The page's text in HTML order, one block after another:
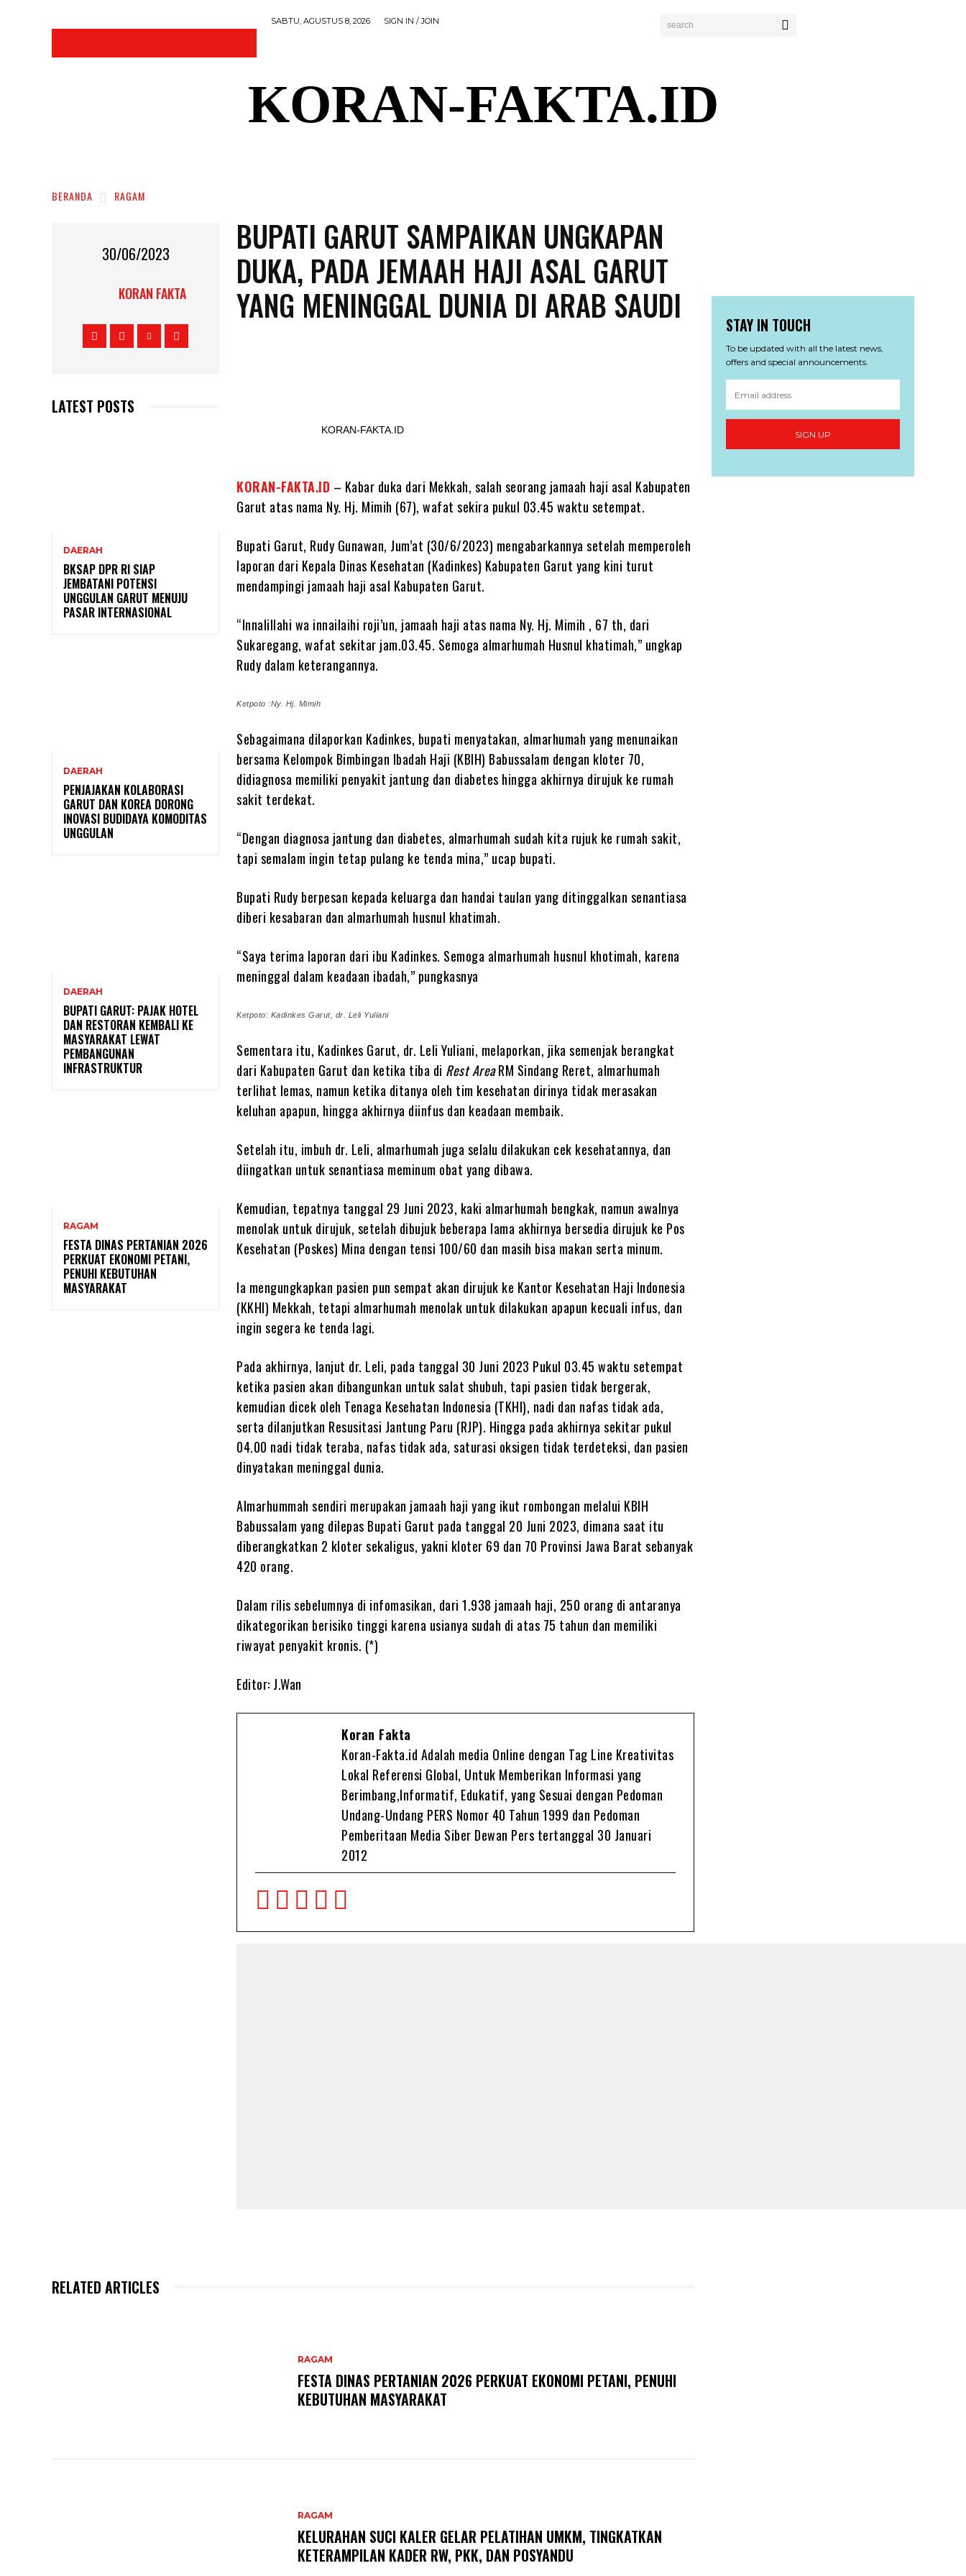
SABTU, AGUSTUS 8, 2026 SIGN IN / JOIN search
KORAN-FAKTA.ID
BERANDA RAGAM
30/06/2023
KORAN FAKTA
LATEST POSTS
DAERAH
BKSAP DPR RI SIAP
JEMBATANI POTENSI
UNGGULAN GARUT MENUJU
PASAR INTERNASIONAL
DAERAH
PENJAJAKAN KOLABORASI
GARUT DAN KOREA DORONG
INOVASI BUDIDAYA KOMODITAS
UNGGULAN
DAERAH
BUPATI GARUT: PAJAK HOTEL
DAN RESTORAN KEMBALI KE
MASYARAKAT LEWAT
PEMBANGUNAN
INFRASTRUKTUR
RAGAM
FESTA DINAS PERTANIAN 2026
PERKUAT EKONOMI PETANI,
PENUHI KEBUTUHAN
MASYARAKAT
BUPATI GARUT SAMPAIKAN UNGKAPAN
DUKA, PADA JEMAAH HAJI ASAL GARUT
YANG MENINGGAL DUNIA DI ARAB SAUDI
KORAN-FAKTA.ID
KORAN-FAKTA.ID – Kabar duka dari Mekkah, salah seorang jamaah haji asal Kabupaten
Garut atas nama Ny. Hj. Mimih (67), wafat sekira pukul 03.45 waktu setempat.
Bupati Garut, Rudy Gunawan, Jum’at (30/6/2023) mengabarkannya setelah memperoleh
laporan dari Kepala Dinas Kesehatan (Kadinkes) Kabupaten Garut yang kini turut
mendampingi jamaah haji asal Kabupaten Garut.
“Innalillahi wa innailaihi roji’un, jamaah haji atas nama Ny. Hj. Mimih , 67 th, dari
Sukaregang, wafat sekitar jam.03.45. Semoga almarhumah Husnul khatimah,” ungkap
Rudy dalam keterangannya.
Ketpoto :Ny. Hj. Mimih
Sebagaimana dilaporkan Kadinkes, bupati menyatakan, almarhumah yang menunaikan
bersama Kelompok Bimbingan Ibadah Haji (KBIH) Babussalam dengan kloter 70,
didiagnosa memiliki penyakit jantung dan diabetes hingga akhirnya dirujuk ke rumah
sakit terdekat.
“Dengan diagnosa jantung dan diabetes, almarhumah sudah kita rujuk ke rumah sakit,
tapi semalam ingin tetap pulang ke tenda mina,” ucap bupati.
Bupati Rudy berpesan kepada keluarga dan handai taulan yang ditinggalkan senantiasa
diberi kesabaran dan almarhumah husnul khatimah.
“Saya terima laporan dari ibu Kadinkes. Semoga almarhumah husnul khotimah, karena
meninggal dalam keadaan ibadah,” pungkasnya
Ketpoto: Kadinkes Garut, dr. Leli Yuliani
Sementara itu, Kadinkes Garut, dr. Leli Yuliani, melaporkan, jika semenjak berangkat
dari Kabupaten Garut dan ketika tiba di Rest AreaRM Sindang Reret, almarhumah
terlihat lemas, namun ketika ditanya oleh tim kesehatan dirinya tidak merasakan
keluhan apapun, hingga akhirnya diinfus dan keadaan membaik.
Setelah itu, imbuh dr. Leli, almarhumah juga selalu dilakukan cek kesehatannya, dan
diingatkan untuk senantiasa meminum obat yang dibawa.
Kemudian, tepatnya tanggal 29 Juni 2023, kaki almarhumah bengkak, namun awalnya
menolak untuk dirujuk, setelah dibujuk beberapa lama akhirnya bersedia dirujuk ke Pos
Kesehatan (Poskes) Mina dengan tensi 100/60 dan masih bisa makan serta minum.
Ia mengungkapkan pasien pun sempat akan dirujuk ke Kantor Kesehatan Haji Indonesia
(KKHI) Mekkah, tetapi almarhumah menolak untuk dilakukan apapun kecuali infus, dan
ingin segera ke tenda lagi.
Pada akhirnya, lanjut dr. Leli, pada tanggal 30 Juni 2023 Pukul 03.45 waktu setempat
ketika pasien akan dibangunkan untuk salat shubuh, tapi pasien tidak bergerak,
kemudian dicek oleh Tenaga Kesehatan Indonesia (TKHI), nadi dan nafas tidak ada,
serta dilanjutkan Resusitasi Jantung Paru (RJP). Hingga pada akhirnya sekitar pukul
04.00 nadi tidak teraba, nafas tidak ada, saturasi oksigen tidak terdeteksi, dan pasien
dinyatakan meninggal dunia.
Almarhummah sendiri merupakan jamaah haji yang ikut rombongan melalui KBIH
Babussalam yang dilepas Bupati Garut pada tanggal 20 Juni 2023, dimana saat itu
diberangkatkan 2 kloter sekaligus, yakni kloter 69 dan 70 Provinsi Jawa Barat sebanyak
420 orang.
Dalam rilis sebelumnya di infomasikan, dari 1.938 jamaah haji, 250 orang di antaranya
dikategorikan berisiko tinggi karena usianya sudah di atas 75 tahun dan memiliki
riwayat penyakit kronis. (*)
Editor: J.Wan
Koran Fakta
Koran-Fakta.id Adalah media Online dengan Tag Line Kreativitas
Lokal Referensi Global, Untuk Memberikan Informasi yang
Berimbang,Informatif, Edukatif, yang Sesuai dengan Pedoman
Undang-Undang PERS Nomor 40 Tahun 1999 dan Pedoman
Pemberitaan Media Siber Dewan Pers tertanggal 30 Januari
2012
RELATED ARTICLES
RAGAM
FESTA DINAS PERTANIAN 2026 PERKUAT EKONOMI PETANI, PENUHI
KEBUTUHAN MASYARAKAT
RAGAM
KELURAHAN SUCI KALER GELAR PELATIHAN UMKM, TINGKATKAN
KETERAMPILAN KADER RW, PKK, DAN POSYANDU
STAY IN TOUCH
To be updated with all the latest news,
offers and special announcements.
SIGN UP